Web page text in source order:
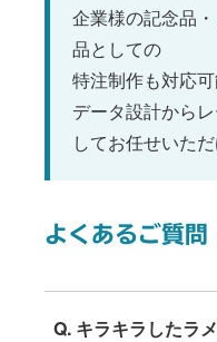
企業様の記念品
品としての
特注制作も対応可
データ設計から
してお任せいただ
よくあるご質問
Q. キラキラしたラ